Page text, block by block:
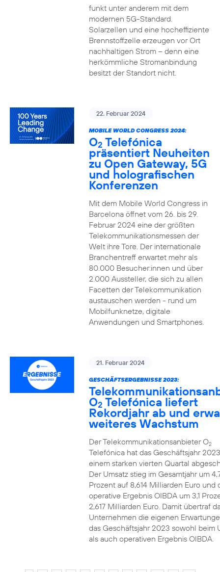
funkt unter anderem mit dem
modernen 5G-Standard.
Solarzellen und eine hocheffiziente
Brennstoffzelle erzeugen vor Ort
nachhaltigen Strom – denn eine
herkömmliche Stromanbindung
besitzt der Standort nicht.
22. Februar 2024
MOBILE WORLD CONGRESS 2024:
O2 Telefónica
präsentiert Neuheiten
zu Open Gateway, 5G
und holografischen
Konferenzen
Mit dem Mobile World Congress in
Barcelona öffnet vom 26. bis 29.
Februar 2024 eine der größten
Telekommunikationsmessen der
Welt ihre Tore. Der internationale
Branchentreff erwartet mehr als
80.000 Besucher:innen und über
2.000 Aussteller, die sich zu allen
Facetten der Telekommunikation
austauschen werden - rund um
Mobilfunknetze, digitale
Anwendungen und Smartphones.
21. Februar 2024
GESCHÄFTSERGEBNISSE 2023:
O2 Telefónica liefert
Rekordjahr ab und
weiteres Wachstum
Der Telekommunikationsanbieter O2
Telefónica hat das Geschäftsjahr
einem starken vierten Quartal
Der Umsatz stieg im Gesamtjahr um
Prozent auf 8,614 Milliarden Euro und
operative Ergebnis OIBDA um 3,1
2,617 Milliarden Euro. Damit übertraf
Unternehmen die eigenen
das Geschäftsjahr 2023 sowohl beim
als auch operativen Ergebnis OIBDA.